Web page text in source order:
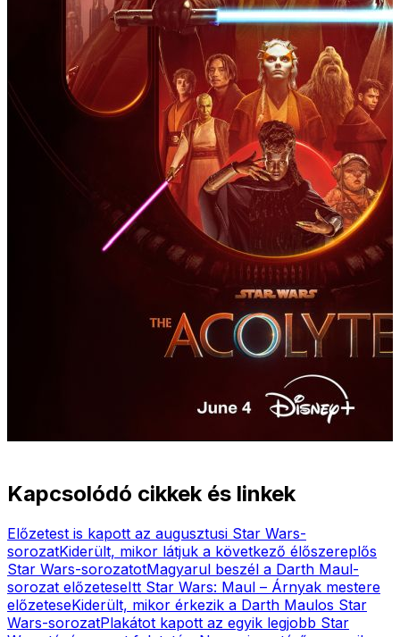
Kapcsolódó cikkek és linkek
Előzetest is kapott az augusztusi Star Wars-
sorozatKiderült, mikor látjuk a következő élőszereplős
Star Wars-sorozatotMagyarul beszél a Darth Maul-
sorozat előzeteseItt Star Wars: Maul – Árnyak mestere
előzeteseKiderült, mikor érkezik a Darth Maulos Star
Wars-sorozatPlakátot kapott az egyik legjobb Star